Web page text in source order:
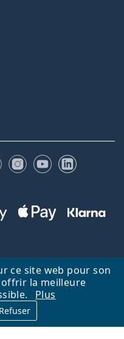
ce site web pour son
la meilleure
Plus
Refuser
FacebookInstagram
YouTubeLinkedIn
Haut
s.r.o., République
vous depuis 18 ans.